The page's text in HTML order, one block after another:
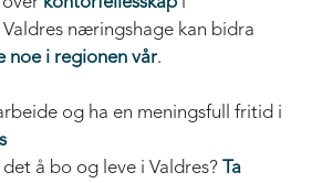
næringshage kan bidra
noe i regionen vår.
og ha en meningsfull fritid i
å bo og leve i Valdres?
Ta